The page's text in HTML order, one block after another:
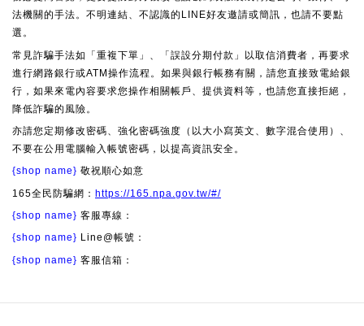
法機關的手法。不明連結、不認識的LINE好友邀請或簡訊，也請不要點
選。
常見詐騙手法如「重複下單」、「誤設分期付款」以取信消費者，再要求
進行網路銀行或ATM操作流程。如果與銀行帳務有關，請您直接致電給銀
行，如果來電內容要求您操作相關帳戶、提供資料等，也請您直接拒絕，
降低詐騙的風險。
亦請您定期修改密碼、強化密碼強度（以大小寫英文、數字混合使用）、
不要在公用電腦輸入帳號密碼，以提高資訊安全。
{shop name} 敬祝順心如意
165全民防騙網： https://165.npa.gov.tw/#/
{shop name} 客服專線：
{shop name} Line@帳號：
{shop name} 客服信箱：